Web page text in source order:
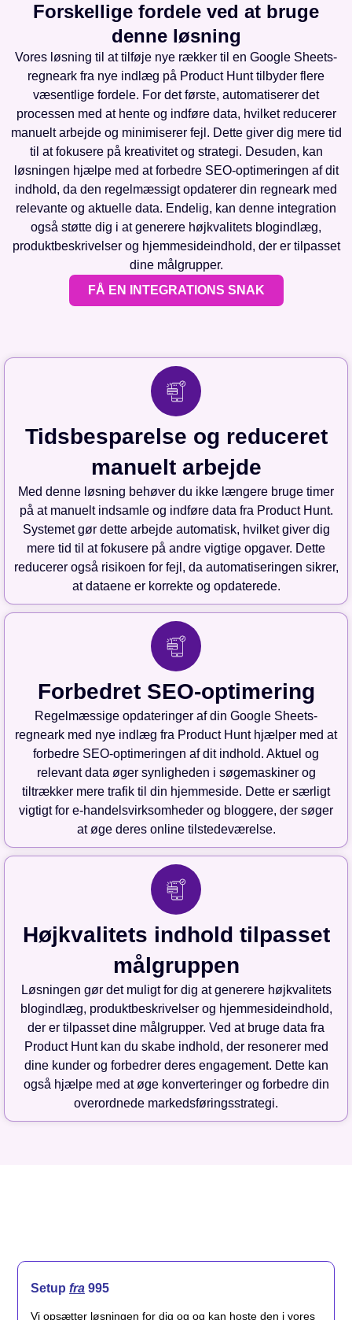
Forskellige fordele ved at bruge
denne løsning
Vores løsning til at tilføje nye rækker til en Google Sheets-
regneark fra nye indlæg på Product Hunt tilbyder flere
væsentlige fordele. For det første, automatiserer det
processen med at hente og indføre data, hvilket reducerer
manuelt arbejde og minimiserer fejl. Dette giver dig mere tid
til at fokusere på kreativitet og strategi. Desuden, kan
løsningen hjælpe med at forbedre SEO-optimeringen af dit
indhold, da den regelmæssigt opdaterer din regneark med
relevante og aktuelle data. Endelig, kan denne integration
også støtte dig i at generere højkvalitets blogindlæg,
produktbeskrivelser og hjemmesideindhold, der er tilpasset
dine målgrupper.
FÅ EN INTEGRATIONS SNAK
Tidsbesparelse og reduceret
manuelt arbejde
Med denne løsning behøver du ikke længere bruge timer
på at manuelt indsamle og indføre data fra Product Hunt.
Systemet gør dette arbejde automatisk, hvilket giver dig
mere tid til at fokusere på andre vigtige opgaver. Dette
reducerer også risikoen for fejl, da automatiseringen sikrer,
at dataene er korrekte og opdaterede.
Forbedret SEO-optimering
Regelmæssige opdateringer af din Google Sheets-
regneark med nye indlæg fra Product Hunt hjælper med at
forbedre SEO-optimeringen af dit indhold. Aktuel og
relevant data øger synligheden i søgemaskiner og
tiltrækker mere trafik til din hjemmeside. Dette er særligt
vigtigt for e-handelsvirksomheder og bloggere, der søger
at øge deres online tilstedeværelse.
Højkvalitets indhold tilpasset
målgruppen
Løsningen gør det muligt for dig at generere højkvalitets
blogindlæg, produktbeskrivelser og hjemmesideindhold,
der er tilpasset dine målgrupper. Ved at bruge data fra
Product Hunt kan du skabe indhold, der resonerer med
dine kunder og forbedrer deres engagement. Dette kan
også hjælpe med at øge konverteringer og forbedre din
overordnede markedsføringsstrategi.
Setup fra 995
Vi opsætter løsningen for dig og og kan hoste den i vores